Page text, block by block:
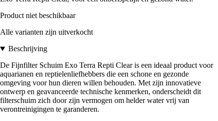
Product niet beschikbaar
Alle varianten zijn uitverkocht
Beschrijving
De Fijnfilter Schuim Exo Terra Repti Clear is een ideaal product voor
aquarianen en reptielenliefhebbers die een schone en gezonde
omgeving voor hun dieren willen behouden. Met zijn innovatieve
ontwerp en geavanceerde technische kenmerken, onderscheidt dit
filterschuim zich door zijn vermogen om helder water vrij van
verontreinigingen te garanderen.